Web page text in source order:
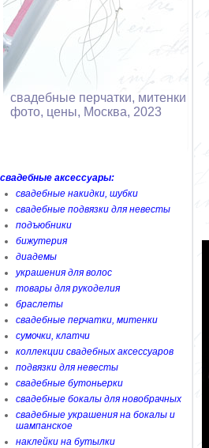
свадебные перчатки, митенки
фото, цены, Москва, 2023
свадебные аксессуары:
свадебные накидки, шубки
свадебные подвязки для невесты
подъюбники
бижутерия
диадемы
украшения для волос
товары для рукоделия
браслеты
свадебные перчатки, митенки
сумочки, клатчи
коллекции свадебных аксессуаров
подвязки для невесты
свадебные бутоньерки
свадебные бокалы для новобрачных
свадебные украшения на бокалы и
шампанское
наклейки на бутылки